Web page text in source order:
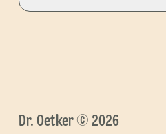
Dr. Oetker © 2026